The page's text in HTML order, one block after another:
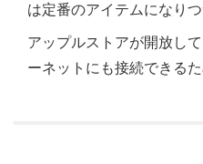
は定番のアイテムになりつ
アップルストアが開放し
ーネットにも接続できる